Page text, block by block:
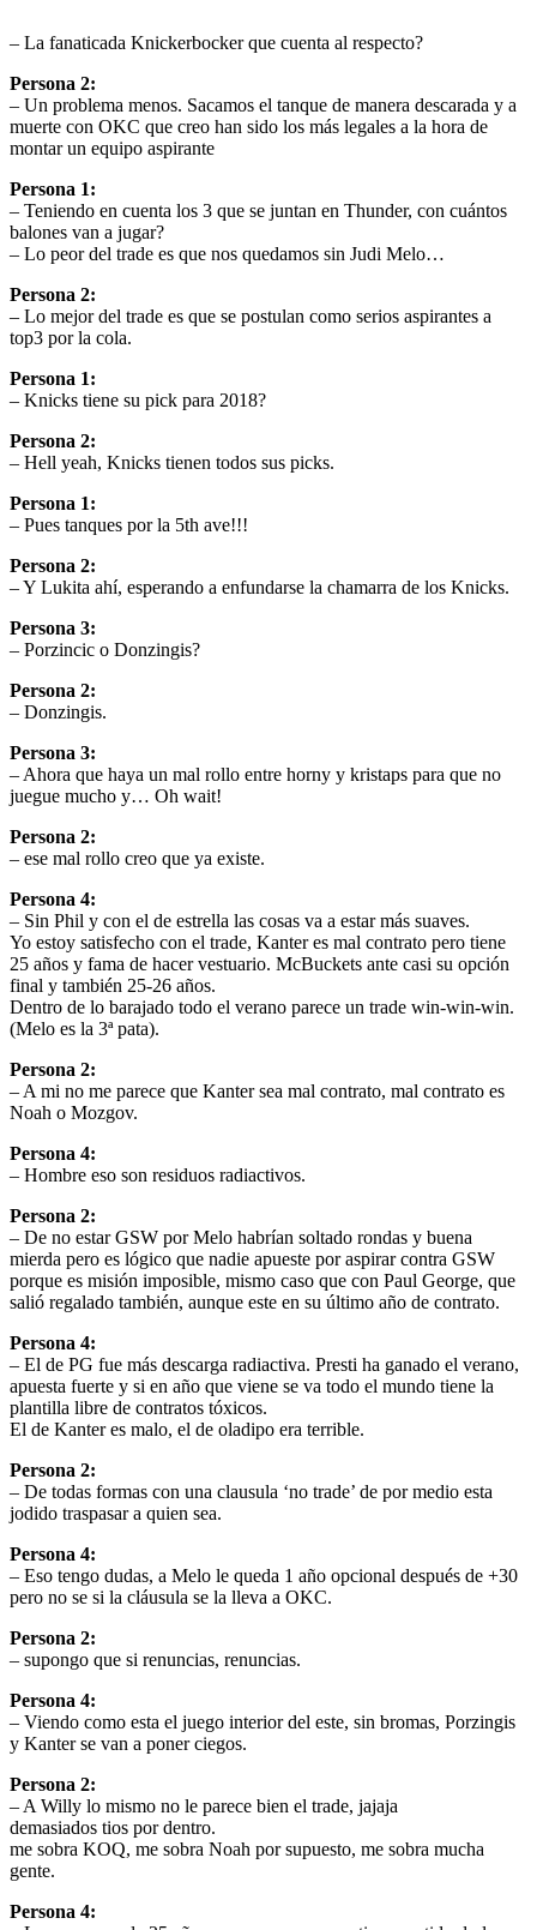
– La fanaticada Knickerbocker que cuenta al respecto?
Persona 2:
– Un problema menos. Sacamos el tanque de manera descarada y a
muerte con OKC que creo han sido los más legales a la hora de
montar un equipo aspirante
Persona 1:
– Teniendo en cuenta los 3 que se juntan en Thunder, con cuántos
balones van a jugar?
– Lo peor del trade es que nos quedamos sin Judi Melo…
Persona 2:
– Lo mejor del trade es que se postulan como serios aspirantes a
top3 por la cola.
Persona 1:
– Knicks tiene su pick para 2018?
Persona 2:
– Hell yeah, Knicks tienen todos sus picks.
Persona 1:
– Pues tanques por la 5th ave!!!
Persona 2:
– Y Lukita ahí, esperando a enfundarse la chamarra de los Knicks.
Persona 3:
– Porzincic o Donzingis?
Persona 2:
– Donzingis.
Persona 3:
– Ahora que haya un mal rollo entre horny y kristaps para que no
juegue mucho y… Oh wait!
Persona 2:
– ese mal rollo creo que ya existe.
Persona 4:
– Sin Phil y con el de estrella las cosas va a estar más suaves.
Yo estoy satisfecho con el trade, Kanter es mal contrato pero tiene
25 años y fama de hacer vestuario. McBuckets ante casi su opción
final y también 25-26 años.
Dentro de lo barajado todo el verano parece un trade win-win-win.
(Melo es la 3ª pata).
Persona 2:
– A mi no me parece que Kanter sea mal contrato, mal contrato es
Noah o Mozgov.
Persona 4:
– Hombre eso son residuos radiactivos.
Persona 2:
– De no estar GSW por Melo habrían soltado rondas y buena
mierda pero es lógico que nadie apueste por aspirar contra GSW
porque es misión imposible, mismo caso que con Paul George, que
salió regalado también, aunque este en su último año de contrato.
Persona 4:
– El de PG fue más descarga radiactiva. Presti ha ganado el verano,
apuesta fuerte y si en año que viene se va todo el mundo tiene la
plantilla libre de contratos tóxicos.
El de Kanter es malo, el de oladipo era terrible.
Persona 2:
– De todas formas con una clausula ‘no trade’ de por medio esta
jodido traspasar a quien sea.
Persona 4:
– Eso tengo dudas, a Melo le queda 1 año opcional después de +30
pero no se si la cláusula se la lleva a OKC.
Persona 2:
– supongo que si renuncias, renuncias.
Persona 4:
– Viendo como esta el juego interior del este, sin bromas, Porzingis
y Kanter se van a poner ciegos.
Persona 2:
– A Willy lo mismo no le parece bien el trade, jajaja
demasiados tios por dentro.
me sobra KOQ, me sobra Noah por supuesto, me sobra mucha
gente.
Persona 4: